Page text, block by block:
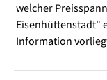
welcher
Eisenhüttenstadt"
Information